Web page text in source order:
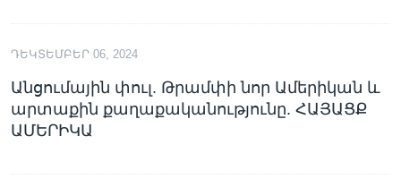
ԴԵԿՏԵՄԲԵՐ 06, 2024
Անցումային փուլ. Թրամփի նոր Ամերիկան և
արտաքին քաղաքականությունը. ՀԱՅԱՑՔ
ԱՄԵՐԻԿԱ